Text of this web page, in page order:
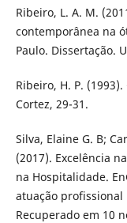
Ribeiro, L. A. M.
contemporânea na
Paulo. Dissertação.
Ribeiro, H. P.
Cortez, 29-31.
Silva, Elaine G. B;
(2017). Excelência
na Hospitalidade.
atuação
Recuperado em 10